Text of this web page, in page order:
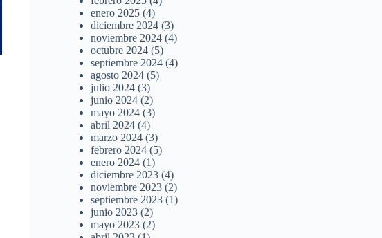
enero 2025 (4)
diciembre 2024 (3)
noviembre 2024 (4)
octubre 2024 (5)
septiembre 2024 (4)
agosto 2024 (5)
julio 2024 (3)
junio 2024 (2)
mayo 2024 (3)
abril 2024 (4)
marzo 2024 (3)
febrero 2024 (5)
enero 2024 (1)
diciembre 2023 (4)
noviembre 2023 (2)
septiembre 2023 (1)
junio 2023 (2)
mayo 2023 (2)